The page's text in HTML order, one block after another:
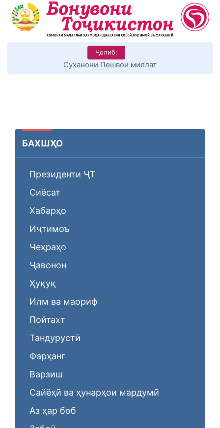
Ҷолиб:
Суханони Пешвои миллат
БАХШҲО
Президенти ҶТ
Сиёсат
Хабарҳо
Иҷтимоъ
Чеҳраҳо
Ҷавонон
Ҳуқуқ
Илм ва маориф
Пойтахт
Тандурустӣ
Фарҳанг
Варзиш
Сайёҳӣ ва ҳунарҳои мардумӣ
Аз ҳар боб